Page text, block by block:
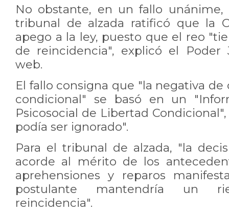
No obstante, en un fallo unánime,
tribunal de alzada ratificó que la
apego a la ley, puesto que el reo
de reincidencia", explicó el
web.
El fallo consigna que "la negativa
condicional" se basó en un
Psicosocial de Libertad
podía ser ignorado".
Para el tribunal de alzada, "la
acorde al mérito de los
aprehensiones y reparos
postulante mantendría un
reincidencia".